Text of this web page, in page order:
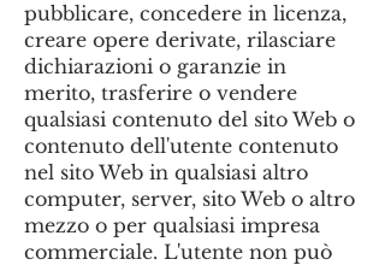
pubblicare, concedere in licenza,
creare opere derivate, rilasciare
dichiarazioni o garanzie in
merito, trasferire o vendere
qualsiasi contenuto del sito Web o
contenuto dell'utente contenuto
nel sito Web in qualsiasi altro
computer, server, sito Web o altro
mezzo o per qualsiasi impresa
commerciale. L'utente non può